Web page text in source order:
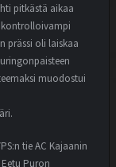
pitkästä aikaa
prässi oli laiskaa
muodostui
tie AC Kajaanin
Puron